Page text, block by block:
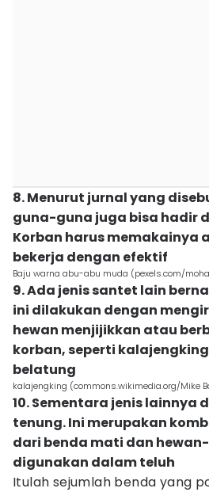
8. Menurut jurnal yang
guna-guna juga bisa hadir
Korban harus memakainya
bekerja dengan efektif
Baju warna abu-abu muda (pexels.com/
9. Ada jenis santet lain
ini dilakukan dengan
hewan menjijikkan atau
korban, seperti
belatung
kalajengking (commons.wikimedia.org/Mike
10. Sementara jenis lainnya
tenung. Ini merupakan
dari benda mati dan
digunakan dalam teluh
Itulah sejumlah benda yang